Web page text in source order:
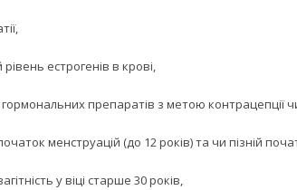
естрогенів в крові,
препаратів з метою контрацепції
менструацій (до 12 років) та чи пізній
у віці старше 30 років,